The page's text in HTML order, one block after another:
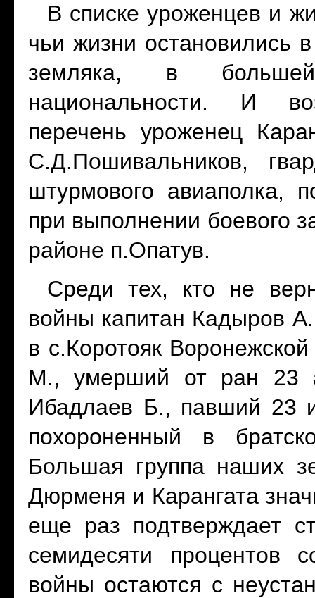
В списке уроженцев и
чьи жизни остановились
земляка, в большей
национальности. И
перечень уроженец
С.Д.Пошивальников,
штурмового авиаполка,
при выполнении боевого
районе п.Опатув.
Среди тех, кто не
войны капитан Кадыров
в с.Коротояк
М., умерший от ран 23
Ибадлаев Б., павший 23
похороненный в
Большая группа наших
Дюрменя и Карангата
еще раз подтверждает
семидесяти процентов
войны остаются с